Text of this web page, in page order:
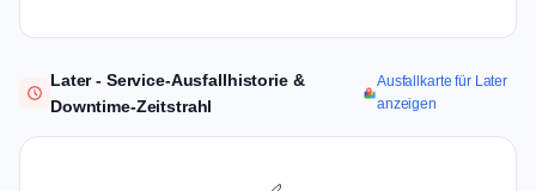
Later - Service-Ausfallhistorie &
Downtime-Zeitstrahl
Ausfallkarte für Later
anzeigen